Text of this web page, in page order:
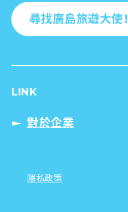
尋找廣島旅遊大使！
LINK
對於企業
隱私政策